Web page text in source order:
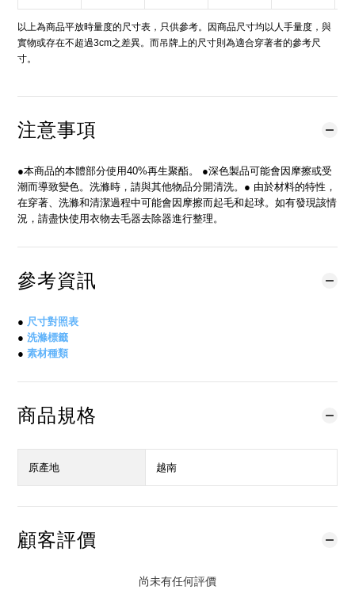
以上為商品平放時量度的尺寸表，只供參考。因商品尺寸均以人手量度，與
實物或存在不超過3cm之差異。而吊牌上的尺寸則為適合穿著者的參考尺
寸。
注意事項
●本商品的本體部分使用40%再生聚酯。 ●深色製品可能會因摩擦或受
潮而導致變色。洗滌時，請與其他物品分開清洗。● 由於材料的特性，
在穿著、洗滌和清潔過程中可能會因摩擦而起毛和起球。如有發現該情
況，請盡快使用衣物去毛器去除器進行整理。
參考資訊
● 尺寸對照表
● 洗滌標籤
● 素材種類
商品規格
原產地 越南
顧客評價
尚未有任何評價